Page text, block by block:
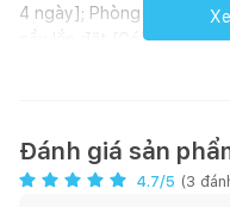
4 ngày]; Phòng chính
cầu lắp đặt [Có]; Tình
Kích thước bàn ăn 4 ghế
1650 x 800 x 740 mm.
Đánh giá sản
4.7/5 (3